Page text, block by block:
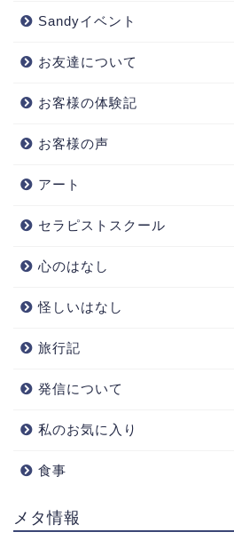
Sandyイベント
お友達について
お客様の体験記
お客様の声
アート
セラピストスクール
心のはなし
怪しいはなし
旅行記
発信について
私のお気に入り
食事
メタ情報